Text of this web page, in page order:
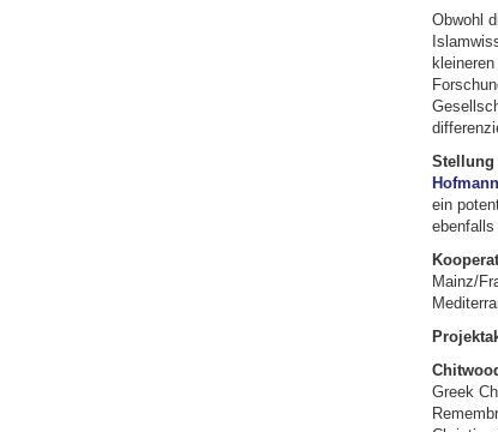
Obwohl
Stellung
Hofmann
ein
Mainz/
Greek